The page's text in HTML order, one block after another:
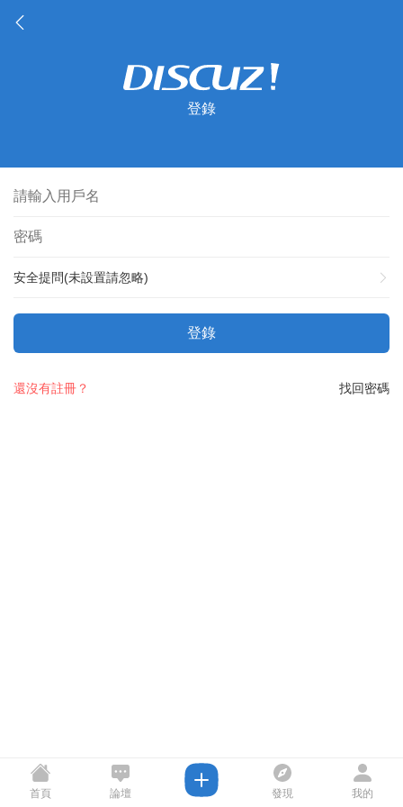
登錄
安全提問(未設置請忽略)
登錄
找回密碼
還沒有註冊？
首頁 論壇 發現 我的